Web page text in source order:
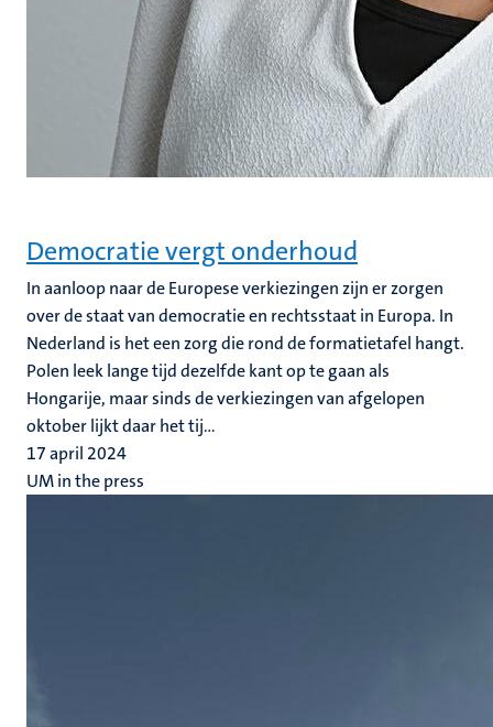
Democratie vergt onderhoud
In aanloop naar de Europese verkiezingen zijn er zorgen
over de staat van democratie en rechtsstaat in Europa. In
Nederland is het een zorg die rond de formatietafel hangt.
Polen leek lange tijd dezelfde kant op te gaan als
Hongarije, maar sinds de verkiezingen van afgelopen
oktober lijkt daar het tij...
17 april 2024
UM in the press